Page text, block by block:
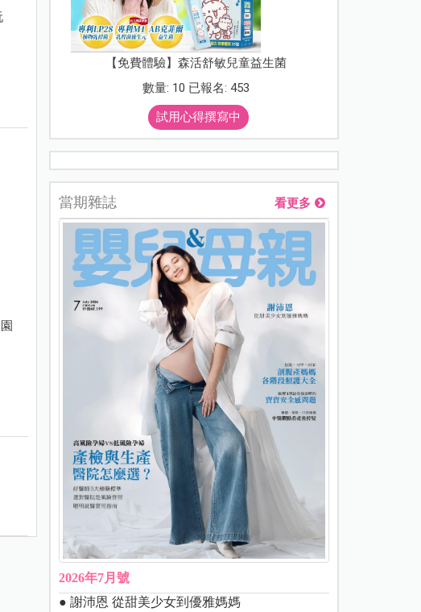
【免費體驗】森活舒敏兒童益生菌
數量: 10 已報名: 453
試用心得撰寫中
當期雜誌 看更多
2026年7月號
● 謝沛恩 從甜美少女到優雅媽媽